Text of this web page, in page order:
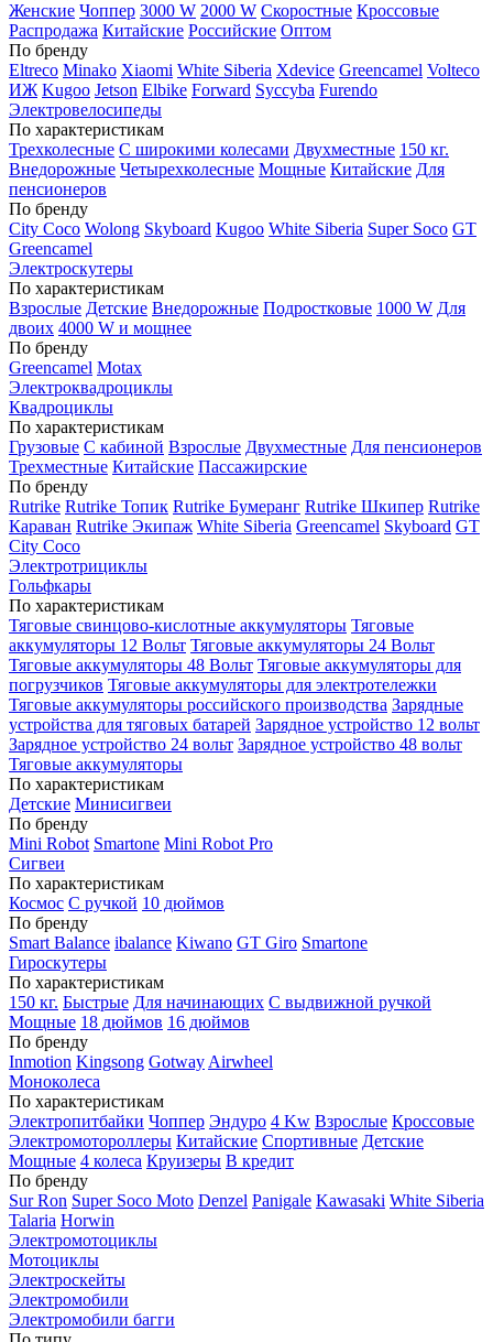
Женские Чоппер 3000 W 2000 W Скоростные Кроссовые
Распродажа Китайские Российские Оптом
По бренду
Eltreco Minako Xiaomi White Siberia Xdevice Greencamel Volteco
ИЖ Kugoo Jetson Elbike Forward Syccyba Furendo
Электровелосипеды
По характеристикам
Трехколесные С широкими колесами Двухместные 150 кг.
Внедорожные Четырехколесные Мощные Китайские Для
пенсионеров
По бренду
City Coco Wolong Skyboard Kugoo White Siberia Super Soco GT
Greencamel
Электроскутеры
По характеристикам
Взрослые Детские Внедорожные Подростковые 1000 W Для
двоих 4000 W и мощнее
По бренду
Greencamel Motax
Электроквадроциклы
Квадроциклы
По характеристикам
Грузовые С кабиной Взрослые Двухместные Для пенсионеров
Трехместные Китайские Пассажирские
По бренду
Rutrike Rutrike Топик Rutrike Бумеранг Rutrike Шкипер Rutrike
Караван Rutrike Экипаж White Siberia Greencamel Skyboard GT
City Coco
Электротрициклы
Гольфкары
По характеристикам
Тяговые свинцово-кислотные аккумуляторы Тяговые
аккумуляторы 12 Вольт Тяговые аккумуляторы 24 Вольт
Тяговые аккумуляторы 48 Вольт Тяговые аккумуляторы для
погрузчиков Тяговые аккумуляторы для электротележки
Тяговые аккумуляторы российского производства Зарядные
устройства для тяговых батарей Зарядное устройство 12 вольт
Зарядное устройство 24 вольт Зарядное устройство 48 вольт
Тяговые аккумуляторы
По характеристикам
Детские Минисигвеи
По бренду
Mini Robot Smartone Mini Robot Pro
Сигвеи
По характеристикам
Космос С ручкой 10 дюймов
По бренду
Smart Balance ibalance Kiwano GT Giro Smartone
Гироскутеры
По характеристикам
150 кг. Быстрые Для начинающих С выдвижной ручкой
Мощные 18 дюймов 16 дюймов
По бренду
Inmotion Kingsong Gotway Airwheel
Моноколеса
По характеристикам
Электропитбайки Чоппер Эндуро 4 Kw Взрослые Кроссовые
Электромотороллеры Китайские Спортивные Детские
Мощные 4 колеса Круизеры В кредит
По бренду
Sur Ron Super Soco Moto Denzel Panigale Kawasaki White Siberia
Talaria Horwin
Электромотоциклы
Мотоциклы
Электроскейты
Электромобили
Электромобили багги